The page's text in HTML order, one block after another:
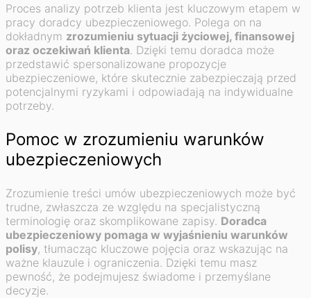
Proces analizy potrzeb klienta jest kluczowym etapem w
pracy doradcy ubezpieczeniowego. Polega on na
dokładnym zrozumieniu sytuacji życiowej, finansowej
oraz oczekiwań klienta. Dzięki temu doradca może
przedstawić spersonalizowane propozycje
ubezpieczeniowe, które skutecznie zabezpieczają przed
potencjalnymi ryzykami i odpowiadają na indywidualne
potrzeby.
Pomoc w zrozumieniu warunków
ubezpieczeniowych
Zrozumienie treści umów ubezpieczeniowych może być
trudne, zwłaszcza ze względu na specjalistyczną
terminologię oraz skomplikowane zapisy. Doradca
ubezpieczeniowy pomaga w wyjaśnieniu warunków
polisy, tłumacząc kluczowe pojęcia oraz wskazując na
ważne klauzule i ograniczenia. Dzięki temu masz
pewność, że podejmujesz świadome i przemyślane
decyzje.